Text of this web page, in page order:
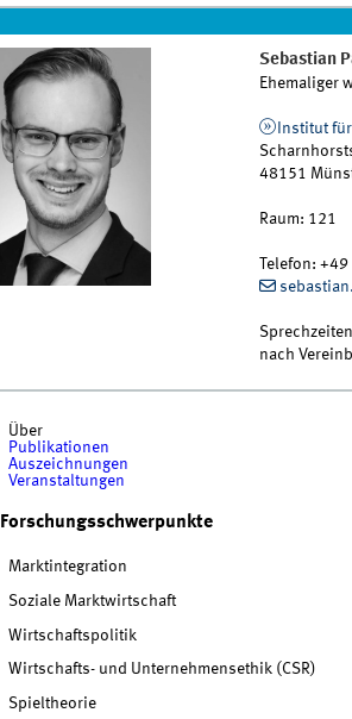
Sebastian
Ehemaliger
Institut
48151
Raum: 121
Telefon: +49
nach
Über
Publikationen
Auszeichnungen
Veranstaltungen
Forschungsschwerpunkte
Marktintegration
Soziale Marktwirtschaft
Wirtschaftspolitik
Wirtschafts- und Unternehmensethik (CSR)
Spieltheorie